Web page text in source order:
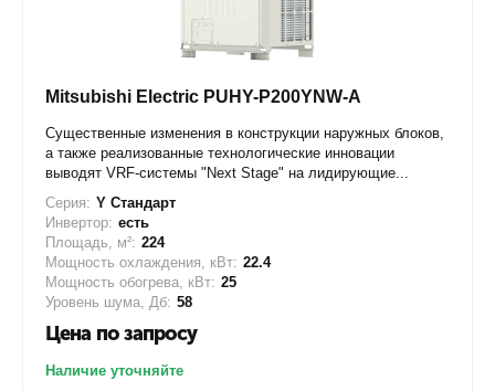
Mitsubishi Electric PUHY-P200YNW-A
Существенные изменения в конструкции наружных блоков,
а также реализованные технологические инновации
выводят VRF-системы "Next Stage" на лидирующие...
Серия: Y Стандарт
Инвертор: есть
Площадь, м²: 224
Мощность охлаждения, кВт: 22.4
Мощность обогрева, кВт: 25
Уровень шума, Дб: 58
Цена по запросу
Наличие уточняйте